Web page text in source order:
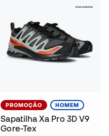
PROMOÇÃO HOMEM
Sapatilha Xa Pro 3D V9
Gore-Tex